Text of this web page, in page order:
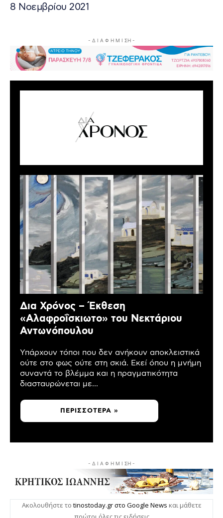
8 Νοεμβρίου 2021
- Δ Ι Α Φ Η Μ Ι ΣΗ -
Δια Χρόνος – Έκθεση
«Αλαφροΐσκιωτο» του Νεκτάριου
Αντωνόπουλου
Υπάρχουν τόποι που δεν ανήκουν αποκλειστικά
ούτε στο φως ούτε στη σκιά. Εκεί όπου η μνήμη
συναντά το βλέμμα και η πραγματικότητα
διασταυρώνεται με...
ΠΕΡΙΣΣΌΤΕΡΑ »
- Δ Ι Α Φ Η Μ Ι ΣΗ -
Ακολουθήστε το tinostoday.gr στο Google News και μάθετε